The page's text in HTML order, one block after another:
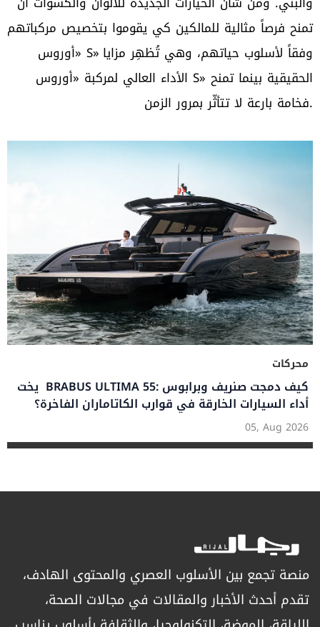
تمنح فرصاً مثالية للمالكين كي يقوموا بتخصيص مركباتهم
«أوروس S» وفقاً لأسلوب حياتهم، وهي تُظهِر مزايا
الأداء العالي لمركبة «أوروس S» الحقيقية بينما تمنح
فخامة بارعة لا تتأثّر بمرور الزمن.
محركات
يخت BRABUS ULTIMA 55: كيف دمجت صنريف وبرابوس
أداء السيارات الخارقة في قوارب الكاتاماران الفاخرة؟
05, Aug 2026
منصة تجمع بين الأسلوب العصري والمحتوى الهادف،
تقدم أحدث الأخبار والمقالات في مجالات الصحة،